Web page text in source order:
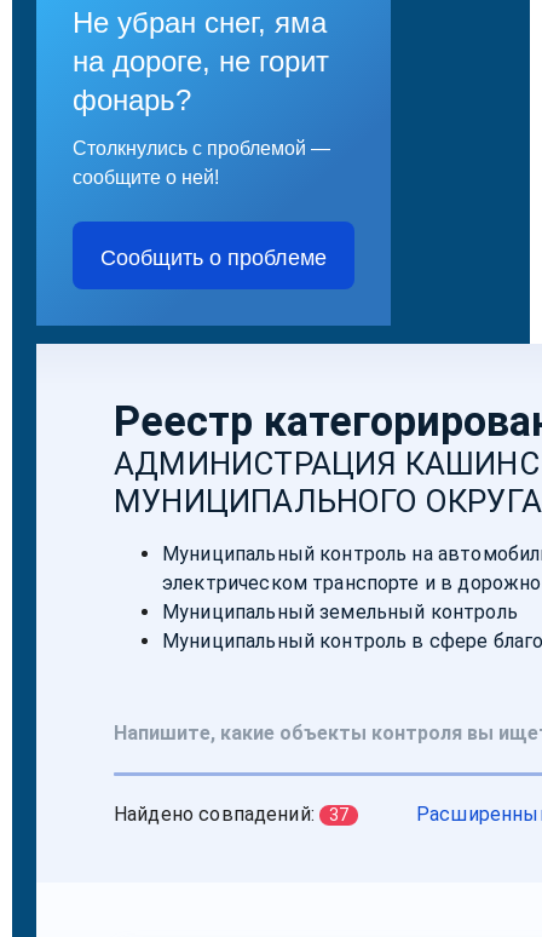
Не убран снег, яма
на дороге, не горит
фонарь?
Столкнулись с проблемой —
сообщите о ней!
Сообщить о проблеме